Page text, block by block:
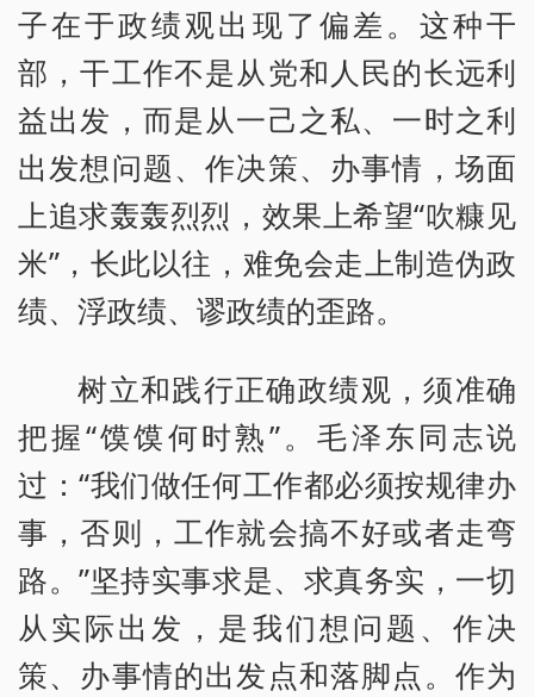
子在于政绩观出现了偏差。这种干
部，干工作不是从党和人民的长远利
益出发，而是从一己之私、一时之利
出发想问题、作决策、办事情，场面
上追求轰轰烈烈，效果上希望“吹糠见
米”，长此以往，难免会走上制造伪政
绩、浮政绩、谬政绩的歪路。
树立和践行正确政绩观，须准确
把握“馍馍何时熟”。毛泽东同志说
过：“我们做任何工作都必须按规律办
事，否则，工作就会搞不好或者走弯
路。”坚持实事求是、求真务实，一切
从实际出发，是我们想问题、作决
策、办事情的出发点和落脚点。作为